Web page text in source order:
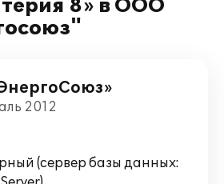
8» в ООО
2012
(сервер базы данных: